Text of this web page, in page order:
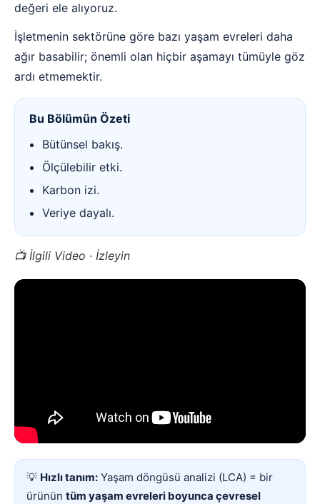
değeri ele alıyoruz.
İşletmenin sektörüne göre bazı yaşam evreleri daha
ağır basabilir; önemli olan hiçbir aşamayı tümüyle göz
ardı etmemektir.
Bu Bölümün Özeti
Bütünsel bakış.
Ölçülebilir etki.
Karbon izi.
Veriye dayalı.
📺 İlgili Video · İzleyin
💡 Hızlı tanım: Yaşam döngüsü analizi (LCA) = bir
ürünün tüm yaşam evreleri boyunca çevresel